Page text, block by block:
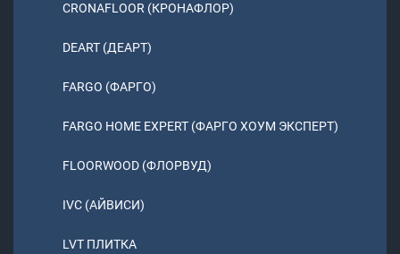
CRONAFLOOR (КРОНАФЛОР)
DEART (ДЕАРТ)
FARGO (ФАРГО)
FARGO HOME EXPERT (ФАРГО ХОУМ ЭКСПЕРТ)
FLOORWOOD (ФЛОРВУД)
IVC (АЙВИСИ)
LVT ПЛИТКА